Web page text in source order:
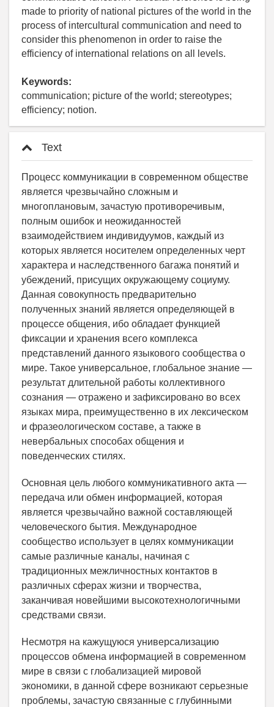
made to priority of national pictures of the world in the
process of intercultural communication and need to
consider this phenomenon in order to raise the
efficiency of international relations on all levels.
Keywords:
communication; picture of the world; stereotypes;
efficiency; notion.
Text
Процесс коммуникации в современном обществе
является чрезвычайно сложным и
многоплановым, зачастую противоречивым,
полным ошибок и неожиданностей
взаимодействием индивидуумов, каждый из
которых является носителем определенных черт
характера и наследственного багажа понятий и
убеждений, присущих окружающему социуму.
Данная совокупность предварительно
полученных знаний является определяющей в
процессе общения, ибо обладает функцией
фиксации и хранения всего комплекса
представлений данного языкового сообщества о
мире. Такое универсальное, глобальное знание —
результат длительной работы коллективного
сознания — отражено и зафиксировано во всех
языках мира, преимущественно в их лексическом
и фразеологическом составе, а также в
невербальных способах общения и
поведенческих стилях.
Основная цель любого коммуникативного акта —
передача или обмен информацией, которая
является чрезвычайно важной составляющей
человеческого бытия. Международное
сообщество использует в целях коммуникации
самые различные каналы, начиная с
традиционных межличностных контактов в
различных сферах жизни и творчества,
заканчивая новейшими высокотехнологичными
средствами связи.
Несмотря на кажущуюся универсализацию
процессов обмена информацией в современном
мире в связи с глобализацией мировой
экономики, в данной сфере возникают серьезные
проблемы, зачастую связанные с глубинными